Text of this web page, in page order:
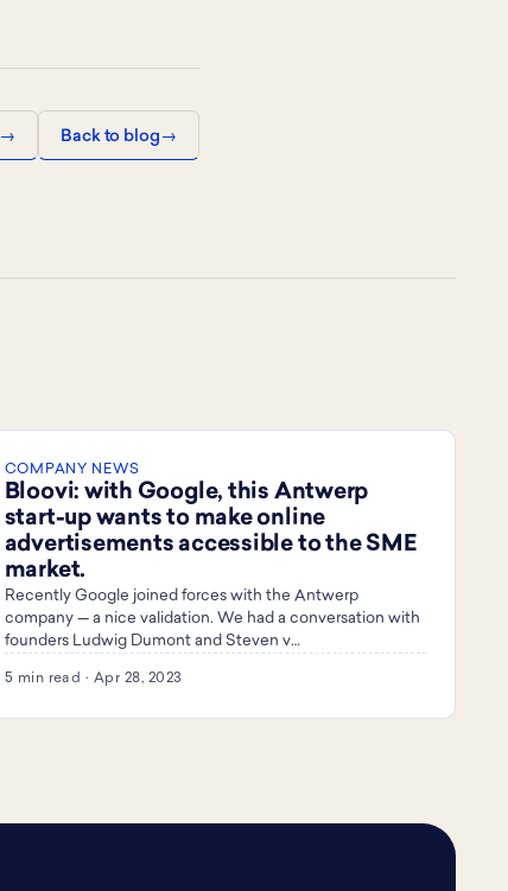
Back to blog
COMPANY NEWS
Bloovi: with Google, this Antwerp
start-up wants to make online
advertisements accessible to the SME
market.
Recently Google joined forces with the Antwerp
company — a nice validation. We had a conversation with
founders Ludwig Dumont and Steven v…
5 min read · Apr 28, 2023